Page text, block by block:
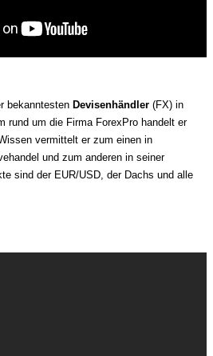
bekanntesten Devisenhändler (FX) in
rund um die Firma ForexPro handelt er
vermittelt er zum einen in
und zum anderen in seiner
sind der EUR/USD, der Dachs und alle